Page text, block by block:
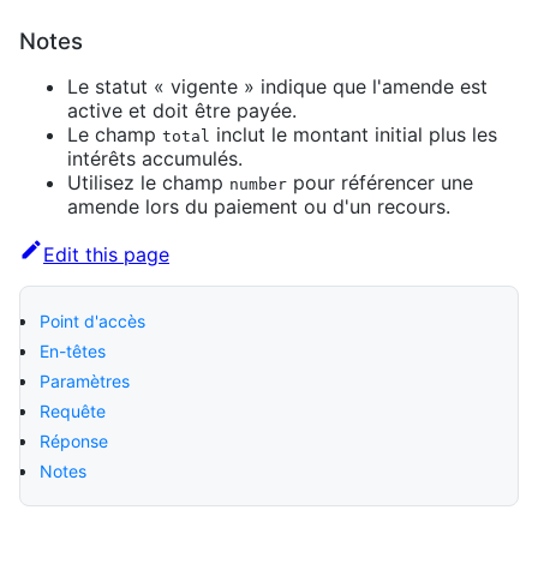
Notes
Le statut « vigente » indique que l'amende est
active et doit être payée.
Le champ total inclut le montant initial plus les
intérêts accumulés.
Utilisez le champ number pour référencer une
amende lors du paiement ou d'un recours.
Edit this page
Point d'accès
En-têtes
Paramètres
Requête
Réponse
Notes